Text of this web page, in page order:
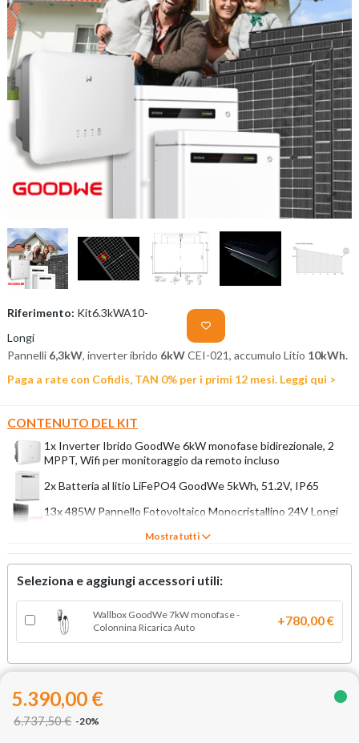
Riferimento: Kit6.3kWA10-
Longi
Pannelli 6,3kW, inverter ibrido 6kWCEI-021, accumulo Litio 10kWh.
Paga a rate con Cofidis, TAN 0% per i primi 12 mesi. Leggi qui >
CONTENUTO DEL KIT
1x Inverter Ibrido GoodWe 6kW monofase bidirezionale, 2
MPPT, Wifi per monitoraggio da remoto incluso
2x Batteria al litio LiFePO4 GoodWe 5kWh, 51.2V, IP65
13x 485W Pannello Fotovoltaico Monocristallino 24V Longi
Mostra tutti
Seleziona e aggiungi accessori utili:
Wallbox GoodWe 7kW monofase -
Colonnina Ricarica Auto
+780,00 €
5.390,00 €
6.737,50 € -20%